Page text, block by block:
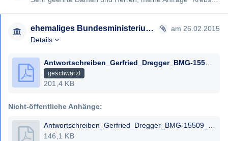
ehemaliges Bundesministerium für Gesundheit
am 26.02.2015
Details
geschwärzt
201,4 KB
Nicht-öffentliche Anhänge:
Antwortschreiben_Gerfried_Dregger_BMG-15509_0985-BS_2014_26.02.2015_Gerfried_Dregger.pdf
146,1 KB